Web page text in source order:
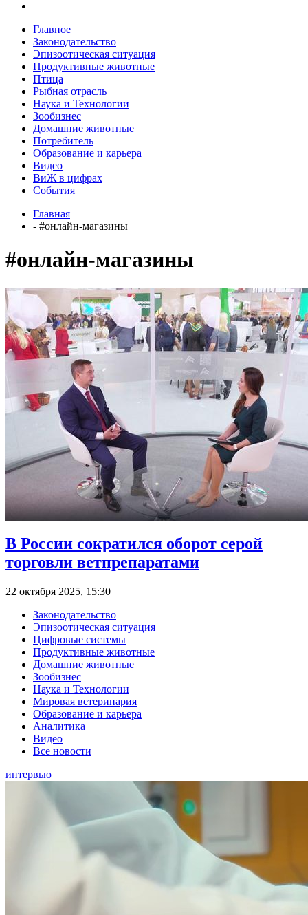
Главное
Законодательство
Эпизоотическая ситуация
Продуктивные животные
Птица
Рыбная отрасль
Наука и Технологии
Зообизнес
Домашние животные
Потребитель
Образование и карьера
Видео
ВиЖ в цифрах
События
Главная
- #онлайн-магазины
#онлайн-магазины
В России сократился оборот серой
торговли ветпрепаратами
22 октября 2025, 15:30
Законодательство
Эпизоотическая ситуация
Цифровые системы
Продуктивные животные
Домашние животные
Зообизнес
Наука и Технологии
Мировая ветеринария
Образование и карьера
Аналитика
Видео
Все новости
интервью